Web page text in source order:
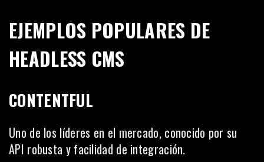
EJEMPLOS POPULARES DE
HEADLESS CMS
CONTENTFUL
Uno de los líderes en el mercado, conocido por su
API robusta y facilidad de integración.